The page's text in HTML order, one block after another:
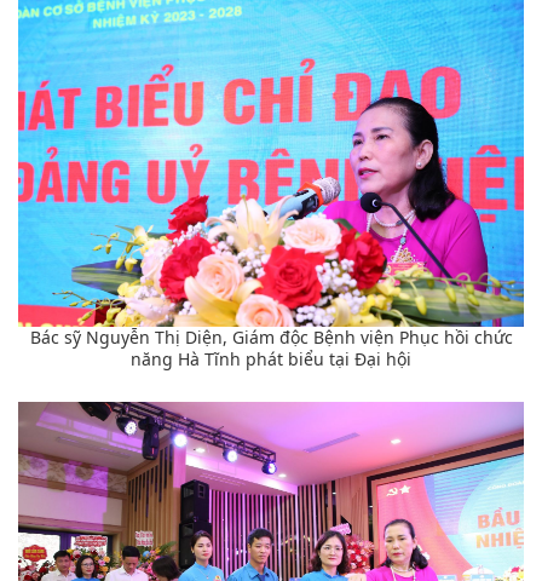
Bác sỹ Nguyễn Thị Diện, Giám độc Bệnh viện Phục hồi chức
năng Hà Tĩnh phát biểu tại Đại hội